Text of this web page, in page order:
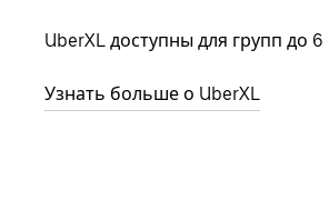
UberXL доступны для групп до 6
Узнать больше о UberXL